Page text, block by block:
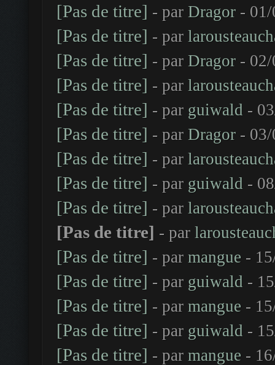
[Pas de titre] - par Dragor -
[Pas de titre] - par
[Pas de titre] - par Dragor -
[Pas de titre] - par
[Pas de titre] - par guiwald -
[Pas de titre] - par Dragor -
[Pas de titre] - par
[Pas de titre] - par guiwald -
[Pas de titre] - par
[Pas de titre] - par
[Pas de titre] - par mangue -
[Pas de titre] - par guiwald -
[Pas de titre] - par mangue -
[Pas de titre] - par guiwald -
[Pas de titre] - par mangue -